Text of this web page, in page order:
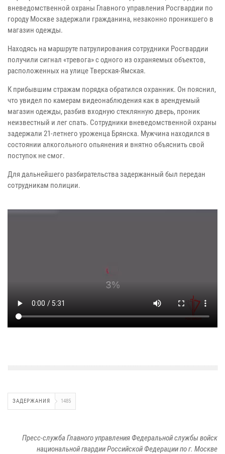
вневедомственной охраны Главного управления Росгвардии по
городу Москве задержали гражданина, незаконно проникшего в
магазин одежды.
Находясь на маршруте патрулирования сотрудники Росгвардии
получили сигнал «тревога» с одного из охраняемых объектов,
расположенных на улице Тверская-Ямская.
К прибывшим стражам порядка обратился охранник. Он пояснил,
что увидел по камерам видеонаблюдения как в арендуемый
магазин одежды, разбив входную стеклянную дверь, проник
неизвестный и лег спать. Сотрудники вневедомственной охраны
задержали 21-летнего уроженца Брянска. Мужчина находился в
состоянии алкогольного опьянения и внятно объяснить свой
поступок не смог.
Для дальнейшего разбирательства задержанный был передан
сотрудникам полиции.
ЗАДЕРЖАНИЯ 1485
Пресс-служба Главного управления Федеральной службы войск
национальной гвардии Российской Федерации по г. Москве